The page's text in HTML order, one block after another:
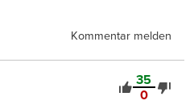
Kommentar melden
35
0